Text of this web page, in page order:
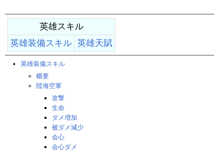
英雄スキル
英雄装備スキル 英雄天賦
英雄装備スキル
概要
陸海空軍
攻撃
生命
ダメ増加
被ダメ減少
会心
会心ダメ